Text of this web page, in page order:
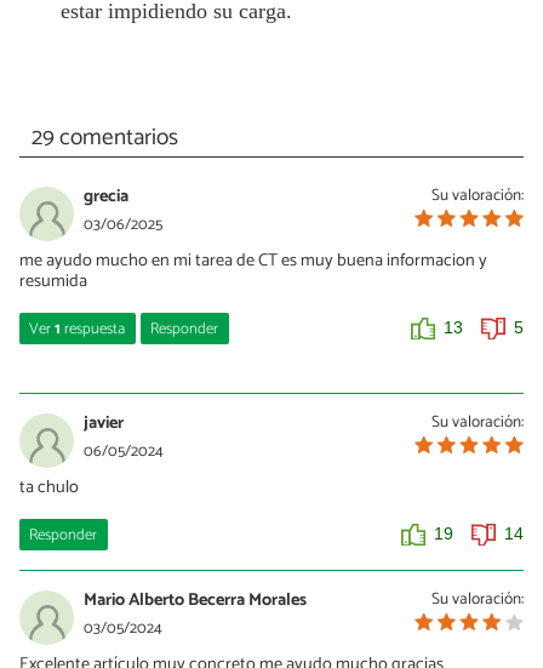
estar impidiendo su carga.
29 comentarios
Su valoración:
grecia
03/06/2025
me ayudo mucho en mi tarea de CT es muy buena informacion y
resumida
Ver1respuesta Responder 13 5
Tienes razón sirve mucho con la tarea 👍
Su valoración:
javier
06/05/2024
ta chulo
Responder 19 14
Su valoración:
Mario Alberto Becerra Morales
03/05/2024